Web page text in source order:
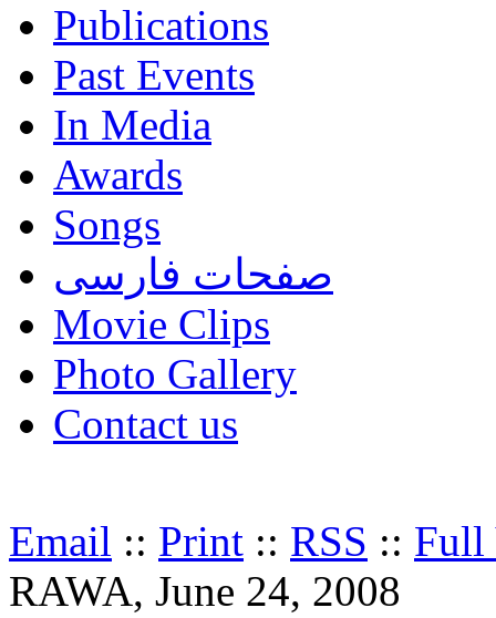
Publications
Past Events
In Media
Awards
Songs
صفحات فارسی
Movie Clips
Photo Gallery
Contact us
Email :: Print :: RSS :: Full
RAWA, June 24, 2008